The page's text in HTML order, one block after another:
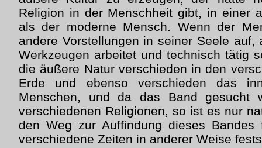
Religion in der Menschheit gibt, in einer
als der moderne Mensch. Wenn der
andere Vorstellungen in seiner Seele auf,
Werkzeugen arbeitet und technisch tätig
die äußere Natur verschieden in den
Erde und ebenso verschieden das
Menschen, und da das Band gesucht
verschiedenen Religionen, so ist es nur
den Weg zur Auffindung dieses
verschiedene Zeiten in anderer Weise